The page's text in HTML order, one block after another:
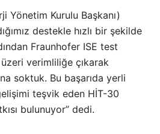
Yönetim Kurulu Başkanı)
destekle hızlı bir şekilde
Fraunhofer ISE test
verimliliğe çıkarak
soktuk. Bu başarıda yerli
teşvik eden HİT-30
bulunuyor” dedi.